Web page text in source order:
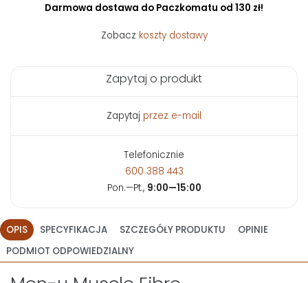
Darmowa dostawa do Paczkomatu od 130 zł!
Zobacz koszty dostawy
Zapytaj o produkt
Zapytaj przez e-mail
Telefonicznie
600 388 443
Pon.—Pt., 9:00—15:00
OPIS SPECYFIKACJA SZCZEGÓŁY PRODUKTU
OPINIE
PODMIOT ODPOWIEDZIALNY